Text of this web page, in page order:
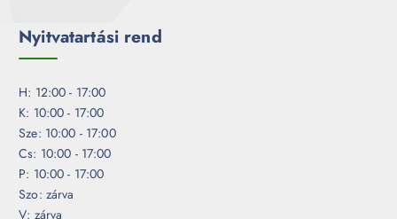
Nyitvatartási rend
H: 12:00 - 17:00
K: 10:00 - 17:00
Sze: 10:00 - 17:00
Cs: 10:00 - 17:00
P: 10:00 - 17:00
Szo: zárva
V: zárva